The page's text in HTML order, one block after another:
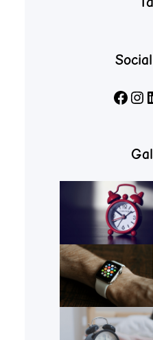
Facebook Instagram LinkedIn